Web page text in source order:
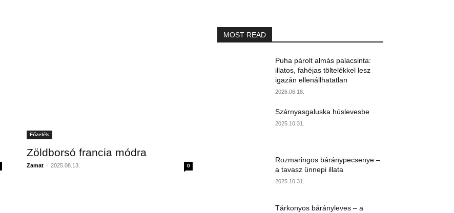
Főzelék
Zöldborsó francia módra
Zamat - 2025.08.13. 0
MOST READ
Puha párolt almás palacsinta:
illatos, fahéjas töltelékkel lesz
igazán ellenállhatatlan
2026.06.18.
Szárnyasgaluska húslevesbe
2025.10.31.
Rozmaringos báránypecsenye –
a tavasz ünnepi illata
2025.10.31.
Tárkonyos bárányleves – a